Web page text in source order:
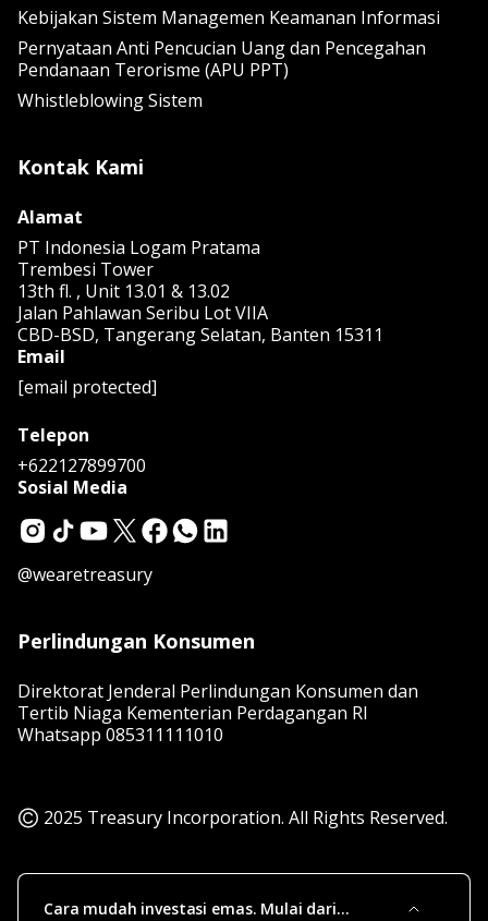
Kebijakan Sistem Managemen Keamanan Informasi
Pernyataan Anti Pencucian Uang dan Pencegahan
Pendanaan Terorisme (APU PPT)
Whistleblowing Sistem
Kontak Kami
Alamat
PT Indonesia Logam Pratama
Trembesi Tower
13th fl. , Unit 13.01 & 13.02
Jalan Pahlawan Seribu Lot VIIA
CBD-BSD, Tangerang Selatan, Banten 15311
Email
[email protected]
Telepon
+622127899700
Sosial Media
@wearetreasury
Perlindungan Konsumen
Direktorat Jenderal Perlindungan Konsumen dan
Tertib Niaga Kementerian Perdagangan RI
Whatsapp 085311111010
2025 Treasury Incorporation. All Rights Reserved.
Cara mudah investasi emas. Mulai dari